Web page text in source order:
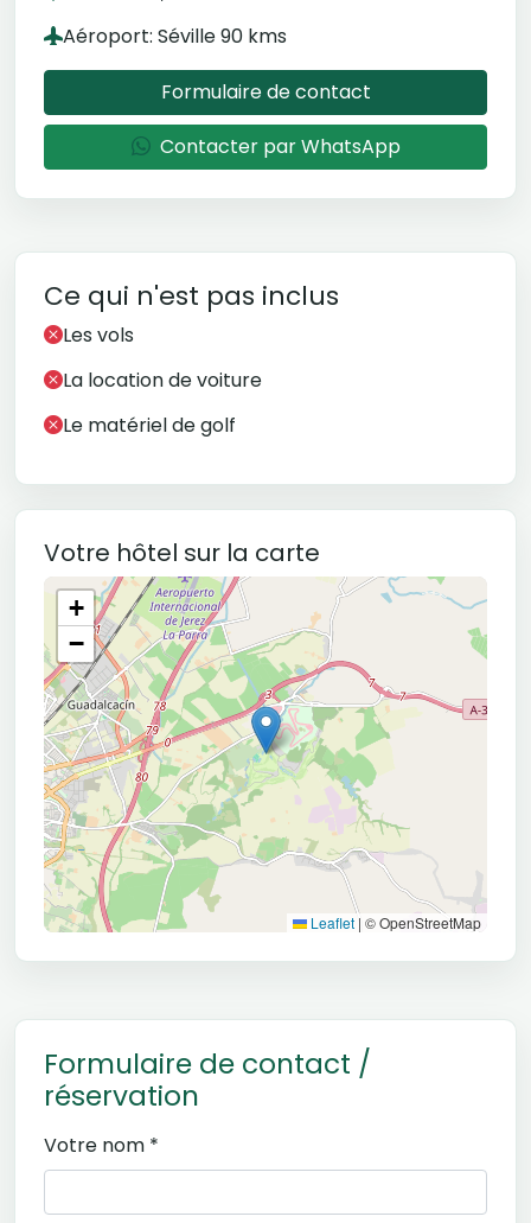
Aéroport: Séville 90 kms
Formulaire de contact
Contacter par WhatsApp
Ce qui n'est pas inclus
Les vols
La location de voiture
Le matériel de golf
Votre hôtel sur la carte
+
−
Leaflet | © OpenStreetMap
Formulaire de contact /
réservation
Votre nom *